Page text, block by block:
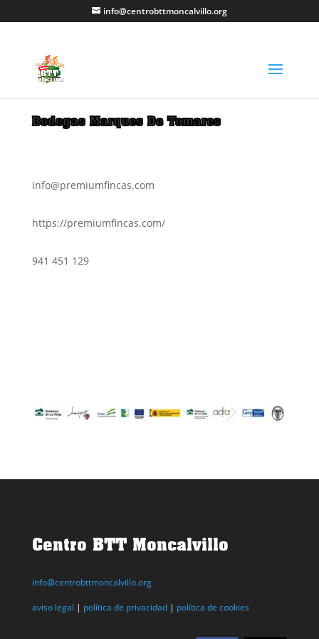
info@centrobttmoncalvillo.org
Bodegas Marques De Tomares
info@premiumfincas.com
https://premiumfincas.com/
941 451 129
Centro BTT Moncalvillo
info@centrobttmoncalvillo.org
aviso legal | política de privacidad| política de cookies